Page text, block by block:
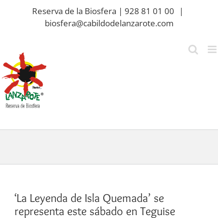
Reserva de la Biosfera | 928 81 01 00
|
biosfera@cabildodelanzarote.com
‘La Leyenda de Isla Quemada’ se
representa este sábado en Teguise